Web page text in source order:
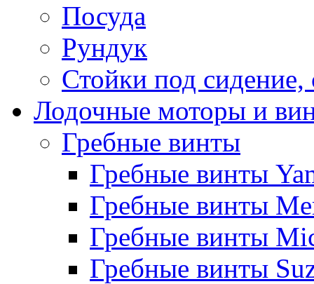
Посуда
Рундук
Стойки под
Лодочные моторы и
Гребные винты
Гребные винты
Гребные винты
Гребные винты
Гребные винты